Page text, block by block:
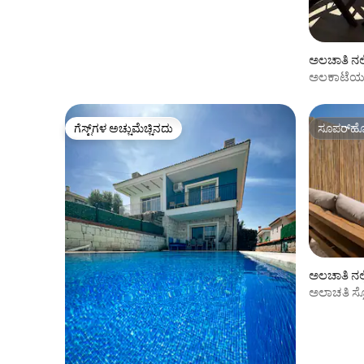
ಅಲಚಾತಿ
ಗೆಸ್ಟ್‌ಗಳ ಅಚ್ಚುಮೆಚ್ಚಿನದು
ಗೆಸ್ಟ್‌ಗಳ ಅಚ್ಚುಮೆಚ್ಚಿನದು
ಅಲಚಾತಿ
ಅಲಾಚತಿ